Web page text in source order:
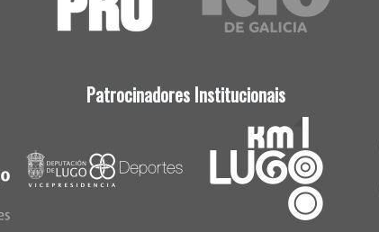
Patrocinadores Institucionais